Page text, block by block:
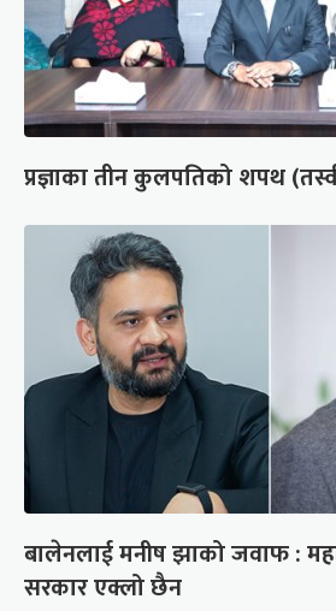
प्रज्ञाका तीन कुलपतिको शपथ
बालेनलाई मनीष झाको जवाफ :
सरकार एक्लो छैन